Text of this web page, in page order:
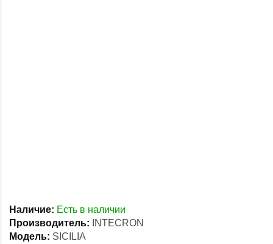
Наличие: Есть в наличии
Производитель:
INTECRON
Модель: SICILIA